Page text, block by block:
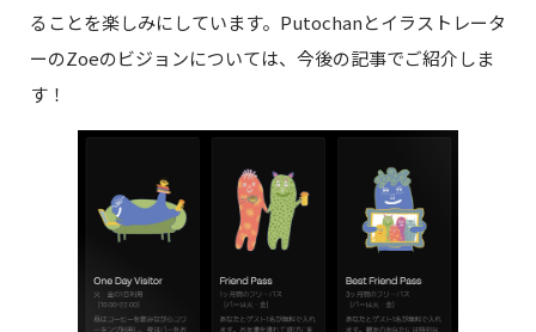
ることを楽しみにしています。Putochanとイラストレータ
ーのZoeのビジョンについては、今後の記事でご紹介しま
す！